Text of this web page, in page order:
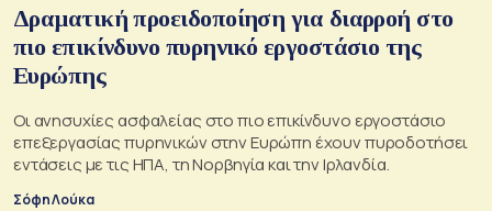
Δραματική προειδοποίηση για διαρροή στο
πιο επικίνδυνο πυρηνικό εργοστάσιο της
Ευρώπης
Οι ανησυχίες ασφαλείας στο πιο επικίνδυνο εργοστάσιο
επεξεργασίας πυρηνικών στην Ευρώπη έχουν πυροδοτήσει
εντάσεις με τις ΗΠΑ, τη Νορβηγία και την Ιρλανδία.
Σόφη Λούκα